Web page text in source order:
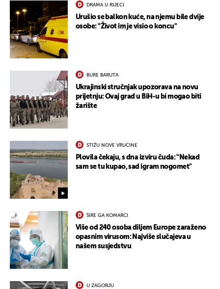
DRAMA U RIJECI
Urušio se balkon kuće, na njemu bile dvije
osobe: "Život im je visio o koncu"
BURE BARUTA
Ukrajinski stručnjak upozorava na novu
prijetnju: Ovaj grad u BiH-u bi mogao biti
žarište
STIŽU NOVE VRUĆINE
Plovila čekaju, s dna izviru čuda: "Nekad
sam se tu kupao, sad igram nogomet"
ŠIRE GA KOMARCI
Više od 240 osoba diljem Europe zaraženo
opasnim virusom: Najviše slučajeva u
našem susjedstvu
U ZAGORJU